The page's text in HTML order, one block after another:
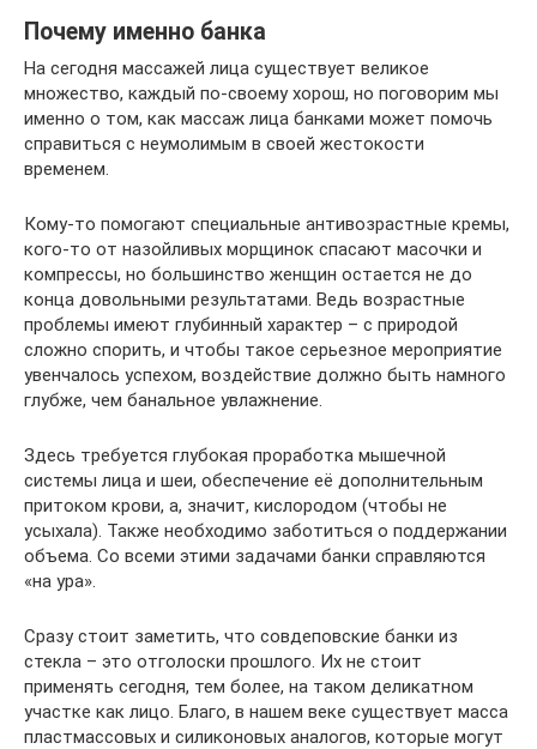
Почему именно банка
На сегодня массажей лица существует великое
множество, каждый по-своему хорош, но поговорим мы
именно о том, как массаж лица банками может помочь
справиться с неумолимым в своей жестокости
временем.
Кому-то помогают специальные антивозрастные кремы,
кого-то от назойливых морщинок спасают масочки и
компрессы, но большинство женщин остается не до
конца довольными результатами. Ведь возрастные
проблемы имеют глубинный характер – с природой
сложно спорить, и чтобы такое серьезное мероприятие
увенчалось успехом, воздействие должно быть намного
глубже, чем банальное увлажнение.
Здесь требуется глубокая проработка мышечной
системы лица и шеи, обеспечение её дополнительным
притоком крови, а, значит, кислородом (чтобы не
усыхала). Также необходимо заботиться о поддержании
объема. Со всеми этими задачами банки справляются
«на ура».
Сразу стоит заметить, что совдеповские банки из
стекла – это отголоски прошлого. Их не стоит
применять сегодня, тем более, на таком деликатном
участке как лицо. Благо, в нашем веке существует масса
пластмассовых и силиконовых аналогов, которые могут